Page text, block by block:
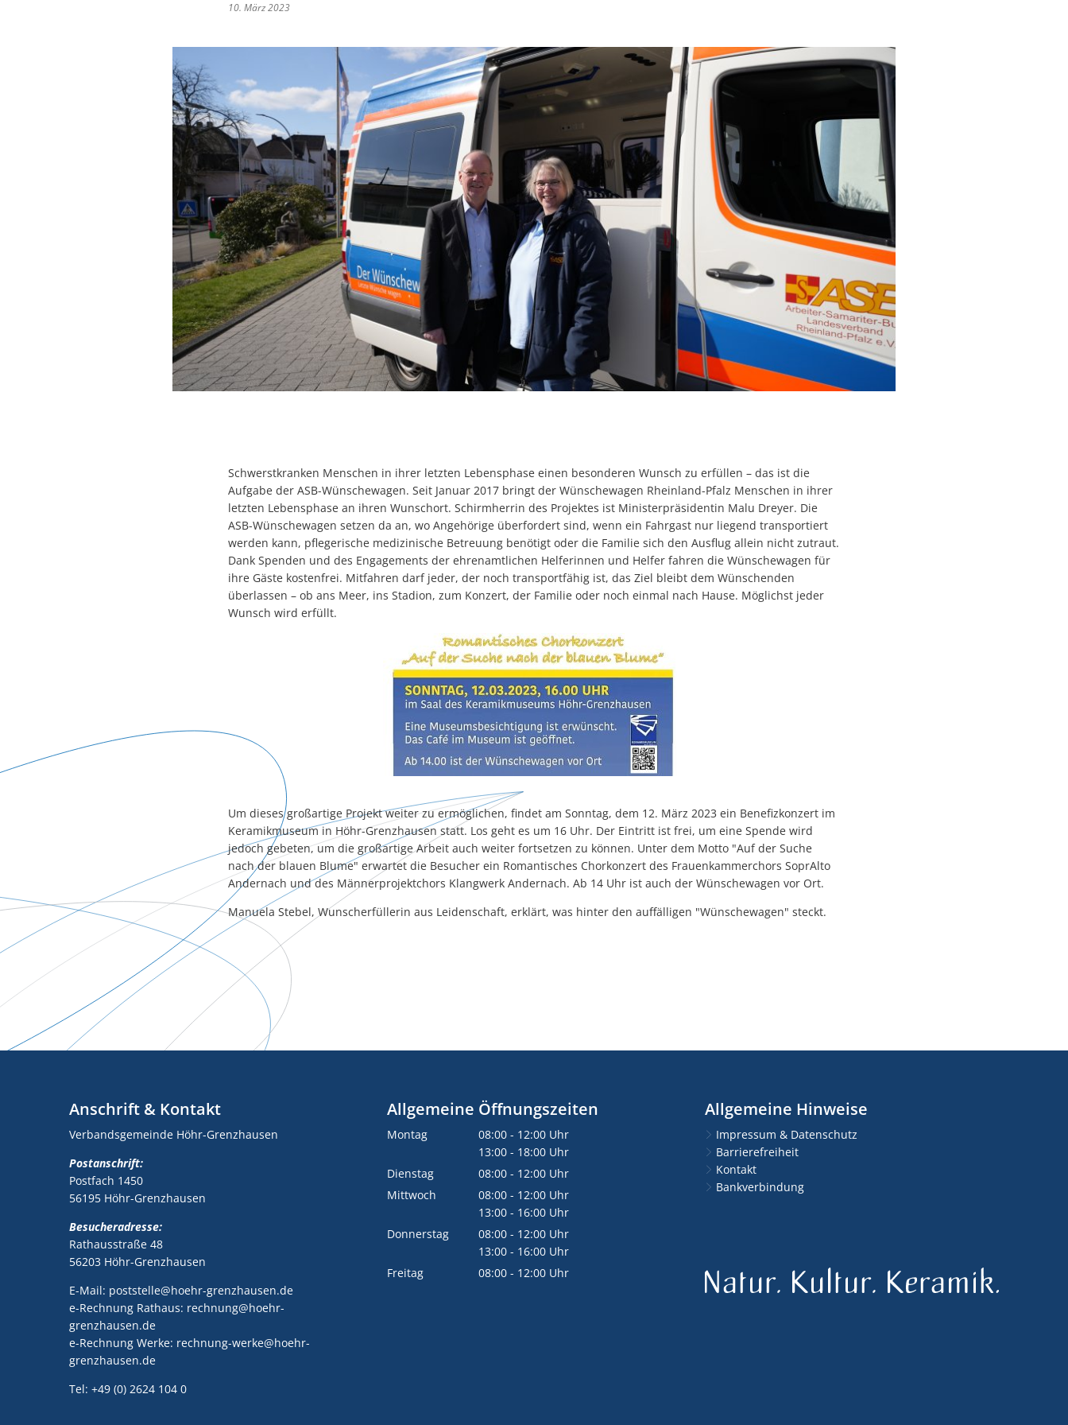
10. März 2023
Schwerstkranken Menschen in ihrer letzten Lebensphase einen besonderen Wunsch zu erfüllen – das ist die
Aufgabe der ASB-Wünschewagen. Seit Januar 2017 bringt der Wünschewagen Rheinland-Pfalz Menschen in ihrer
letzten Lebensphase an ihren Wunschort. Schirmherrin des Projektes ist Ministerpräsidentin Malu Dreyer. Die
ASB-Wünschewagen setzen da an, wo Angehörige überfordert sind, wenn ein Fahrgast nur liegend transportiert
werden kann, pflegerische medizinische Betreuung benötigt oder die Familie sich den Ausflug allein nicht zutraut.
Dank Spenden und des Engagements der ehrenamtlichen Helferinnen und Helfer fahren die Wünschewagen für
ihre Gäste kostenfrei. Mitfahren darf jeder, der noch transportfähig ist, das Ziel bleibt dem Wünschenden
überlassen – ob ans Meer, ins Stadion, zum Konzert, der Familie oder noch einmal nach Hause. Möglichst jeder
Wunsch wird erfüllt.
Um dieses großartige Projekt weiter zu ermöglichen, findet am Sonntag, dem 12. März 2023 ein Benefizkonzert im
Keramikmuseum in Höhr-Grenzhausen statt. Los geht es um 16 Uhr. Der Eintritt ist frei, um eine Spende wird
jedoch gebeten, um die großartige Arbeit auch weiter fortsetzen zu können. Unter dem Motto "Auf der Suche
nach der blauen Blume" erwartet die Besucher ein Romantisches Chorkonzert des Frauenkammerchors SoprAlto
Andernach und des Männerprojektchors Klangwerk Andernach. Ab 14 Uhr ist auch der Wünschewagen vor Ort.
Manuela Stebel, Wunscherfüllerin aus Leidenschaft, erklärt, was hinter den auffälligen "Wünschewagen" steckt.
Anschrift & Kontakt
Verbandsgemeinde Höhr-Grenzhausen
Postanschrift:
Postfach 1450
56195 Höhr-Grenzhausen
Besucheradresse:
Rathausstraße 48
56203 Höhr-Grenzhausen
E-Mail: poststelle@hoehr-grenzhausen.de
e-Rechnung Rathaus: rechnung@hoehr-
grenzhausen.de
e-Rechnung Werke: rechnung-werke@hoehr-
grenzhausen.de
Tel: +49 (0) 2624 104 0
Allgemeine Öffnungszeiten
Montag 08:00 - 12:00 Uhr
Von 08:00 bis 12:00 Uhr
13:00 - 18:00 Uhr
Von 13:00 bis 18:00 Uhr
Dienstag 08:00 - 12:00 Uhr
Von 08:00 bis 12:00 Uhr
Mittwoch 08:00 - 12:00 Uhr
Von 08:00 bis 12:00 Uhr
13:00 - 16:00 Uhr
Von 13:00 bis 16:00 Uhr
Donnerstag 08:00 - 12:00 Uhr
Von 08:00 bis 12:00 Uhr
13:00 - 16:00 Uhr
Von 13:00 bis 16:00 Uhr
Freitag 08:00 - 12:00 Uhr
Allgemeine Hinweise
Impressum & Datenschutz
Barrierefreiheit
Kontakt
Bankverbindung